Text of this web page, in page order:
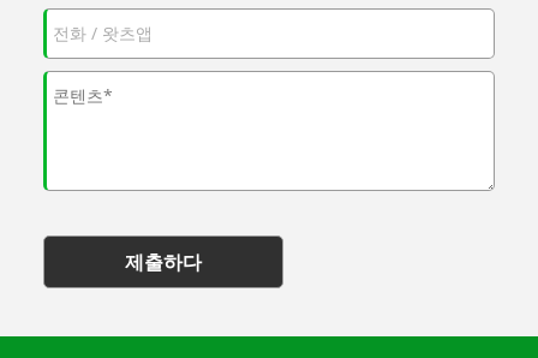
제출하다